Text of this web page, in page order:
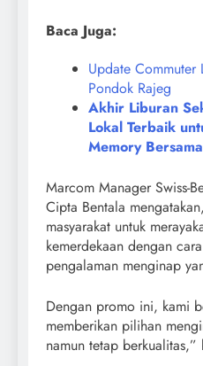
Baca Juga:
Update Commuter
Pondok Rajeg
Akhir Liburan
Lokal Terbaik
Memory
Marcom Manager Swiss-
Cipta Bentala
masyarakat untuk
kemerdekaan dengan
pengalaman menginap
Dengan promo ini, kami
memberikan pilihan
namun tetap berkualitas,”